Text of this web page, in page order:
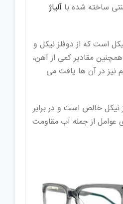
ساخته شده با آلیاژ
است که از دوفلز نیکل و
مقادیر کمی از آهن،
نیز در آن ها یافت می
نیکل خالص است و در برابر
عوامل از جمله آب مقاومت